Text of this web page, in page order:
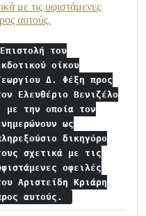
με τις υφιστάμενες
αυτούς.
Επιστολή του
οίκου
Δ. Φέξη προς
Ελευθέριο Βενιζέλο
με την οποία τον
ως
δικηγόρο
σχετικά με τις
οφειλές
Αριστείδη Κριάρη
αυτούς.